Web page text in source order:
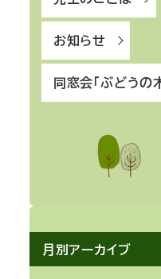
お知らせ
同窓会「ぶどうの
月別アーカイブ